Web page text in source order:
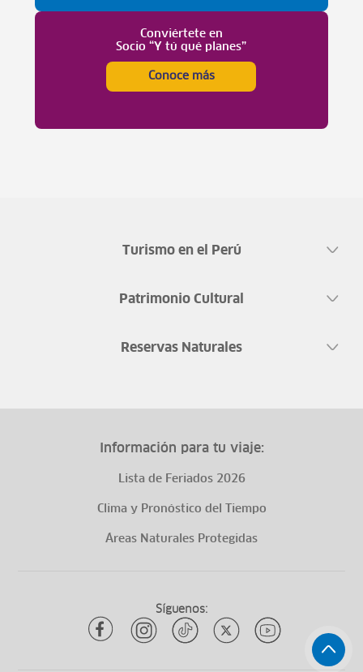
Conviértete en
Socio “Y tú qué planes”
Conoce más
Turismo en el Perú
Patrimonio Cultural
Reservas Naturales
Información para tu viaje:
Lista de Feriados 2026
Clima y Pronóstico del Tiempo
Áreas Naturales Protegidas
Síguenos: